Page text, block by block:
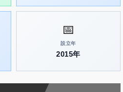
📅
設立年
2015年